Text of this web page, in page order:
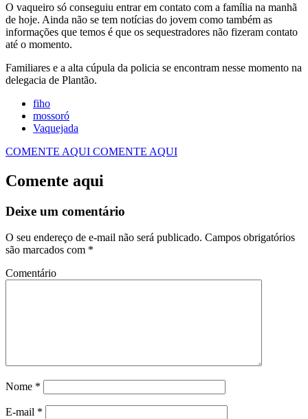
O vaqueiro só conseguiu entrar em contato com a família na manhã
de hoje. Ainda não se tem notícias do jovem como também as
informações que temos é que os sequestradores não fizeram contato
até o momento.
Familiares e a alta cúpula da policia se encontram nesse momento na
delegacia de Plantão.
fiho
mossoró
Vaquejada
COMENTE AQUI COMENTE AQUI
Comente aqui
Deixe um comentário
O seu endereço de e-mail não será publicado. Campos obrigatórios
são marcados com *
Comentário
Nome *
E-mail *